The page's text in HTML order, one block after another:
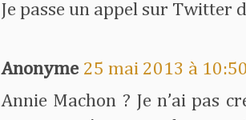
Je passe un appel sur Twitter
Anonyme 25 mai 2013 à
Annie Machon ? Je n’ai pas